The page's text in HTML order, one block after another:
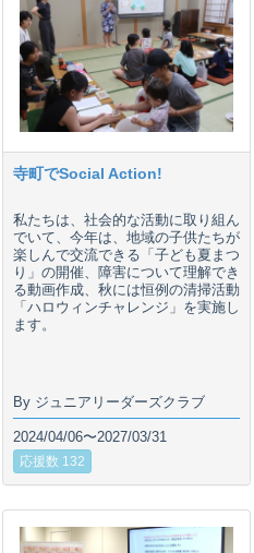
寺町でSocial Action!
私たちは、社会的な活動に取り組ん
でいて、今年は、地域の子供たちが
楽しんで交流できる「子ども夏まつ
り」の開催、障害について理解でき
る動画作成、秋には恒例の清掃活動
「ハロウィンチャレンジ」を実施し
ます。
By ジュニアリーダーズクラブ
2024/04/06〜2027/03/31
応援数 132